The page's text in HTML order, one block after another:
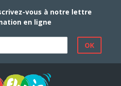
vous à notre lettre
en ligne